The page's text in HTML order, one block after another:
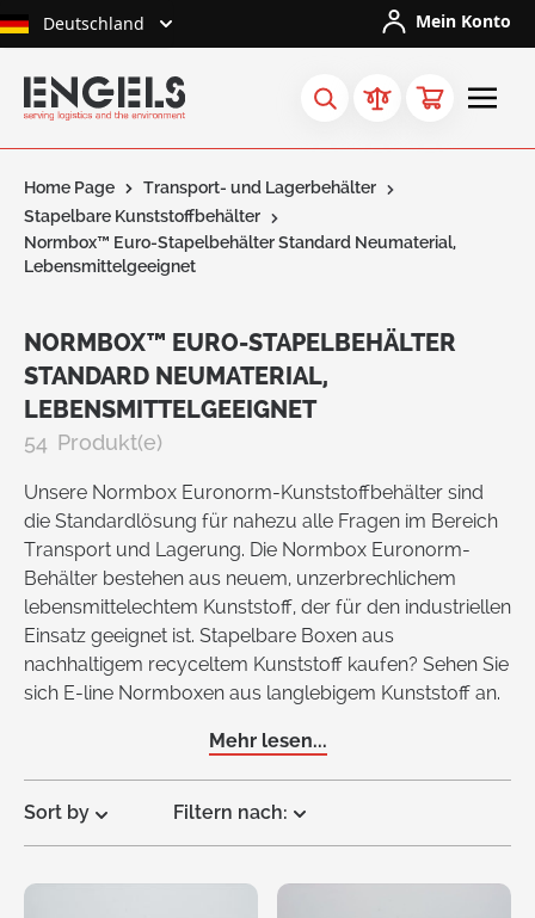
Skip to Content
Deutschland Mein Konto
Home Page
Transport- und Lagerbehälter
Stapelbare Kunststoffbehälter
Normbox™ Euro-Stapelbehälter Standard Neumaterial,
Lebensmittelgeeignet
NORMBOX™ EURO-STAPELBEHÄLTER
STANDARD NEUMATERIAL,
LEBENSMITTELGEEIGNET
54 Produkt(e)
Unsere Normbox Euronorm-Kunststoffbehälter sind
die Standardlösung für nahezu alle Fragen im Bereich
Transport und Lagerung. Die Normbox Euronorm-
Behälter bestehen aus neuem, unzerbrechlichem
lebensmittelechtem Kunststoff, der für den industriellen
Einsatz geeignet ist. Stapelbare Boxen aus
nachhaltigem recyceltem Kunststoff kaufen? Sehen Sie
sich E-line Normboxen aus langlebigem Kunststoff an.
Mehr lesen...
Sort by Filtern nach: